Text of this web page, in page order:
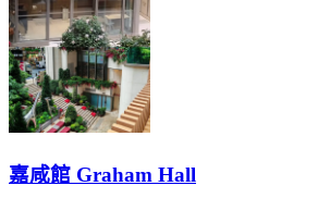
嘉咸館 Graham Hall